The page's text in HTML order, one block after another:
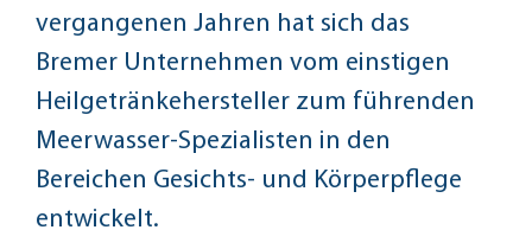
vergangenen Jahren hat sich das
Bremer Unternehmen vom einstigen
Heilgetränkehersteller zum führenden
Meerwasser-Spezialisten in den
Bereichen Gesichts- und Körperpflege
entwickelt.